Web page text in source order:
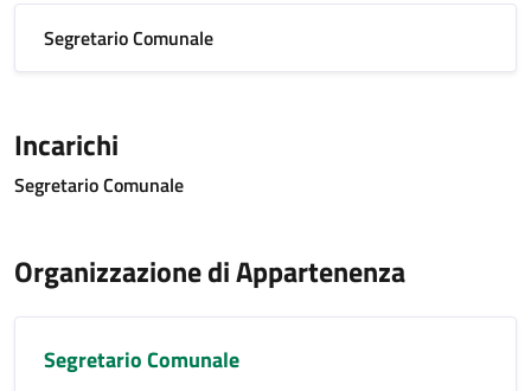
Segretario Comunale
Incarichi
Segretario Comunale
Organizzazione di Appartenenza
Segretario Comunale